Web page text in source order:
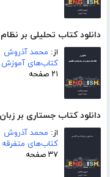
دانلود کتاب تحلیلی بر
از: محمد آذروش
کتاب‌های آموزش
۲۱ صفحه
دانلود کتاب جستاری بر
از: محمد آذروش
کتاب‌های متفرقه
۳۷ صفحه